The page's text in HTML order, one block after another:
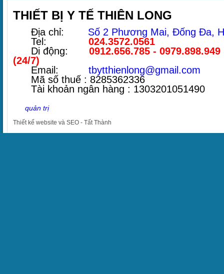
THIẾT BỊ Y TẾ THIÊN LONG
Địa chỉ: Số 2 Phương Mai, Đống Đa,
Tel: 024.3572.0561
Di động: 0912.656.785 - 0979.898.949
(24/7)
Email: tbytthienlong@gmail.com
Mã số thuế : 8285362336
Tài khoản ngân hàng : 1303201051490
quản trị
Thiết kế website và SEO - Tất Thành